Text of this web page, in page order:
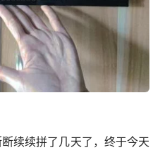
续续拼了几天了，终于今天